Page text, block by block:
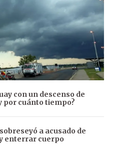
con un descenso de
por cuánto tiempo?
a acusado de
enterrar cuerpo